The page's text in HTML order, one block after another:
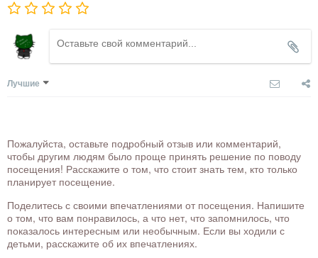
Лучшие
Пожалуйста, оставьте подробный отзыв или комментарий,
чтобы другим людям было проще принять решение по поводу
посещения! Расскажите о том, что стоит знать тем, кто только
планирует посещение.
Поделитесь с своими впечатлениями от посещения. Напишите
о том, что вам понравилось, а что нет, что запомнилось, что
показалось интересным или необычным. Если вы ходили с
детьми, расскажите об их впечатлениях.